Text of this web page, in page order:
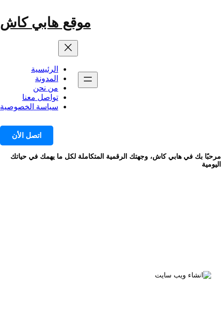
موقع هابي كاش
الرئيسية
المدونة
من نحن
تواصل معنا
سياسة الخصوصية
اتصل الأن
مرحبًا بك في هابي كاش، وجهتك الرقمية المتكاملة لكل ما يهمك في حياتك
اليومية